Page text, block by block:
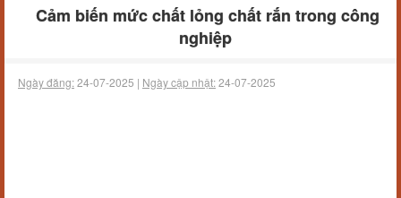
Cảm biến mức chất lỏng chất rắn trong công
nghiệp
Ngày đăng:24-07-2025 | Ngày cập nhật:24-07-2025